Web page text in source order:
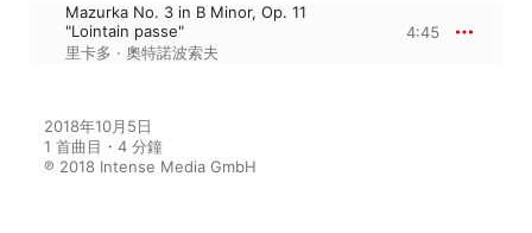
Mazurka No. 3 in B Minor, Op. 11
"Lointain passe"
里卡多 · 奧特諾波索夫
4:45
2018年10月5日
1 首曲目・4 分鐘
℗ 2018 Intense Media GmbH